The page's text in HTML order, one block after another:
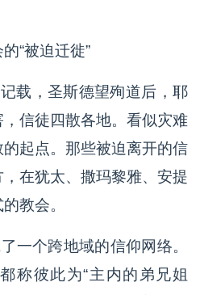
“被迫迁徙”
载，圣斯德望殉道后，耶
信徒四散各地。看似灾难
起点。那些被迫离开的信
在犹太、撒玛黎雅、安提
教会。
一个跨地域的信仰网络。
称彼此为“主内的弟兄姐